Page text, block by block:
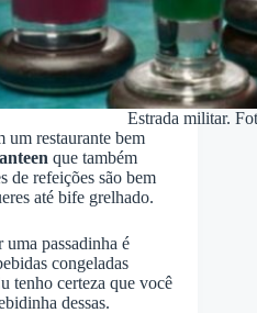
Estrada militar.
um restaurante bem
que também
de refeições são bem
até bife grelhado.
passadinha é
congeladas
tenho certeza que você
dessas.